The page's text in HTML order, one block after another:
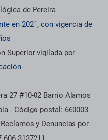
de Pereira
en 2021, con vigencia de
Superior vigilada por
27 #10-02 Barrio Alamos
- Código postal: 660003
y Denuncias por